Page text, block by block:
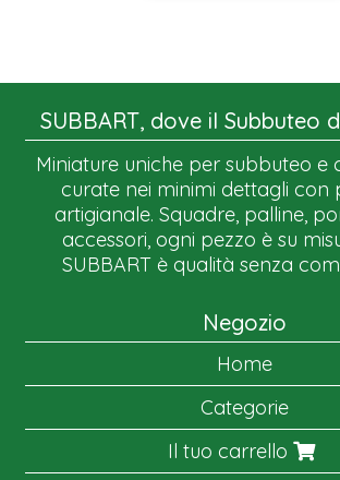
SUBBART, dove il Subbuteo
Miniature uniche per subbuteo e
curate nei minimi dettagli con
artigianale. Squadre, palline,
accessori, ogni pezzo è su
SUBBART è qualità senza
Negozio
Home
Categorie
Il tuo carrello